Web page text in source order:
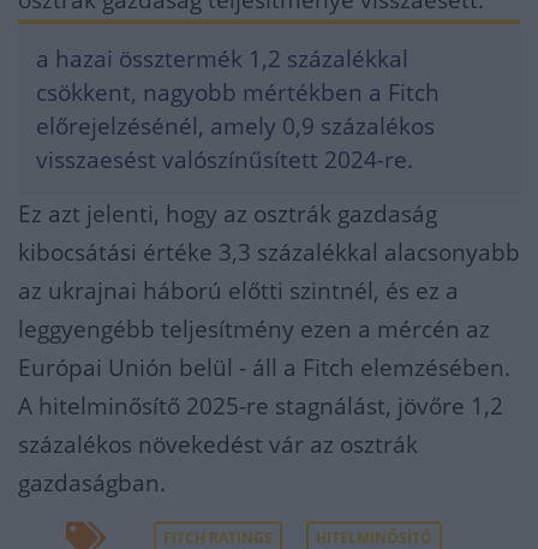
a hazai össztermék 1,2 százalékkal
csökkent, nagyobb mértékben a Fitch
előrejelzésénél, amely 0,9 százalékos
visszaesést valószínűsített 2024-re.
Ez azt jelenti, hogy az osztrák gazdaság
kibocsátási értéke 3,3 százalékkal alacsonyabb
az ukrajnai háború előtti szintnél, és ez a
leggyengébb teljesítmény ezen a mércén az
Európai Unión belül - áll a Fitch elemzésében.
A hitelminősítő 2025-re stagnálást, jövőre 1,2
százalékos növekedést vár az osztrák
gazdaságban.
FITCH RATINGS HITELMINŐSÍTŐ